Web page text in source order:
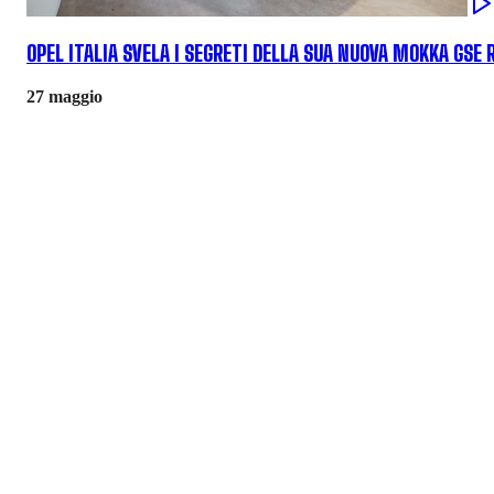
OPEL ITALIA SVELA I SEGRETI DELLA SUA NUOVA MOKKA GSE
27 maggio